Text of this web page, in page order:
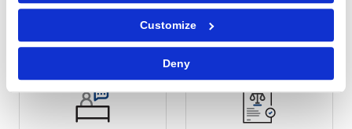
Customize
Deny
finanzielle